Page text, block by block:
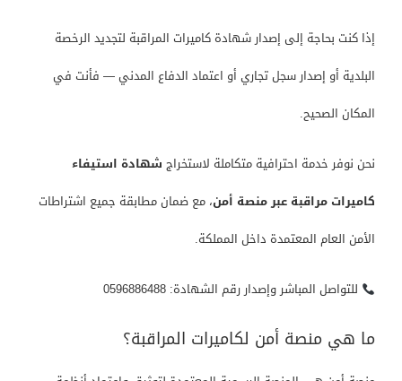
إذا كنت بحاجة إلى إصدار شهادة كاميرات المراقبة لتجديد الرخصة
البلدية أو إصدار سجل تجاري أو اعتماد الدفاع المدني— فأنت في
المكان الصحيح.
نحن نوفر خدمة احترافية متكاملة لاستخراج شهادة استيفاء
كاميرات مراقبة عبر منصة أمن، مع ضمان مطابقة جميع اشتراطات
الأمن العام المعتمدة داخل المملكة.
للتواصل المباشر وإصدار رقم الشهادة: 0596886488
ما هي منصة أمن لكاميرات المراقبة؟